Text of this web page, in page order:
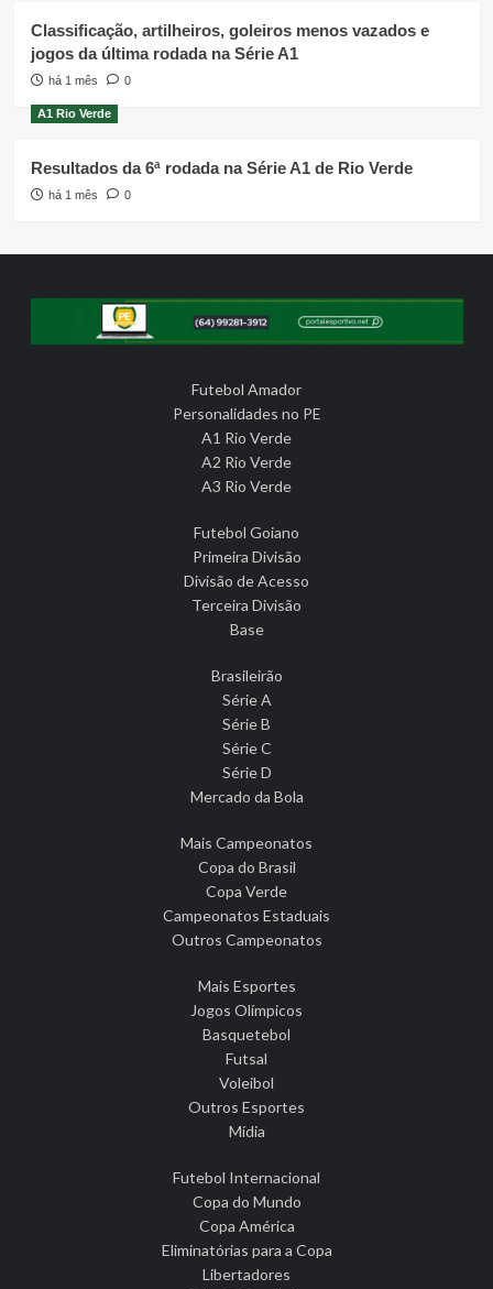
Classificação, artilheiros, goleiros menos vazados e
jogos da última rodada na Série A1
há 1 mês 0
A1 Rio Verde
Resultados da 6ª rodada na Série A1 de Rio Verde
há 1 mês 0
Futebol Amador
Personalidades no PE
A1 Rio Verde
A2 Rio Verde
A3 Rio Verde
Futebol Goiano
Primeira Divisão
Divisão de Acesso
Terceira Divisão
Base
Brasileirão
Série A
Série B
Série C
Série D
Mercado da Bola
Mais Campeonatos
Copa do Brasil
Copa Verde
Campeonatos Estaduais
Outros Campeonatos
Mais Esportes
Jogos Olímpicos
Basquetebol
Futsal
Voleibol
Outros Esportes
Mídia
Futebol Internacional
Copa do Mundo
Copa América
Eliminatórias para a Copa
Libertadores